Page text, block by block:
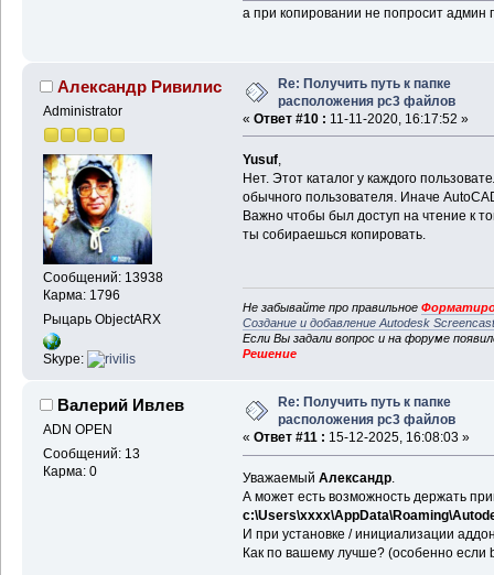
а при копировании не попросит админ
Александр Ривилис
Administrator
Сообщений: 13938
Карма: 1796
Рыцарь ObjectARX
Skype:
Re: Получить путь к папке
расположения pc3 файлов
« Ответ #10 : 11-11-2020, 16:17:52 »
Yusuf,
Нет. Этот каталог у каждого
обычного пользователя. Иначе
Важно чтобы был доступ на чтение к
ты собираешься копировать.
Не забывайте про правильное
Создание и добавление Autodesk
Если Вы задали вопрос и на форуме
Решение
Валерий Ивлев
ADN OPEN
Сообщений: 13
Карма: 0
Re: Получить путь к папке
расположения pc3 файлов
« Ответ #11 : 15-12-2025, 16:08:03 »
Уважаемый Александр.
А может есть возможность держать
И при установке / инициализации
Как по вашему лучше? (особенно